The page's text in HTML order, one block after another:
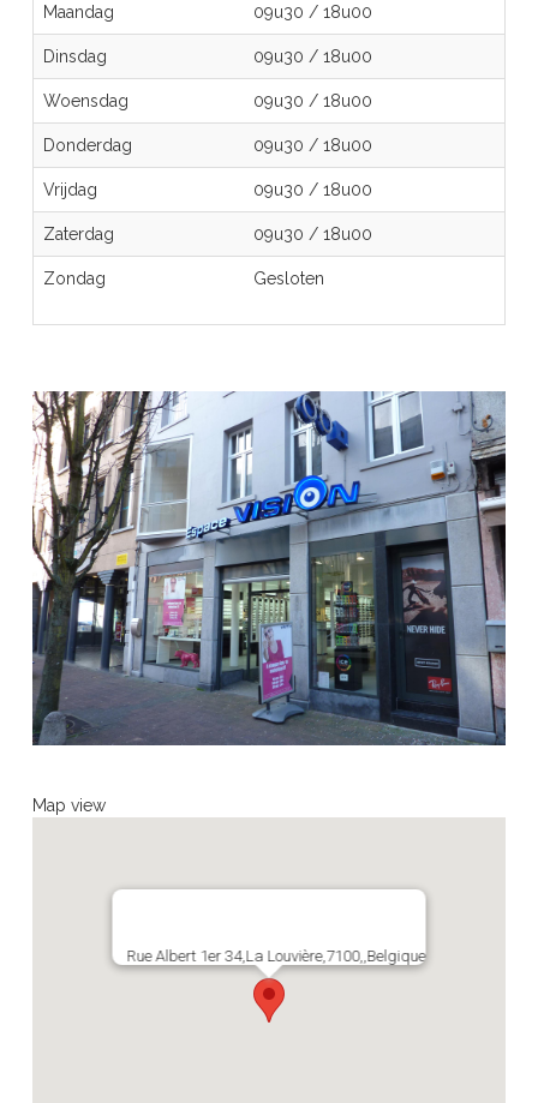
Maandag 09u30 /18u00
Dinsdag 09u30 /18u00
Woensdag 09u30 /18u00
Donderdag 09u30 /18u00
Vrijdag 09u30 /18u00
Zaterdag 09u30 /18u00
Zondag Gesloten
Map view
Rue Albert 1er 34,La Louvière,7100,,Belgique